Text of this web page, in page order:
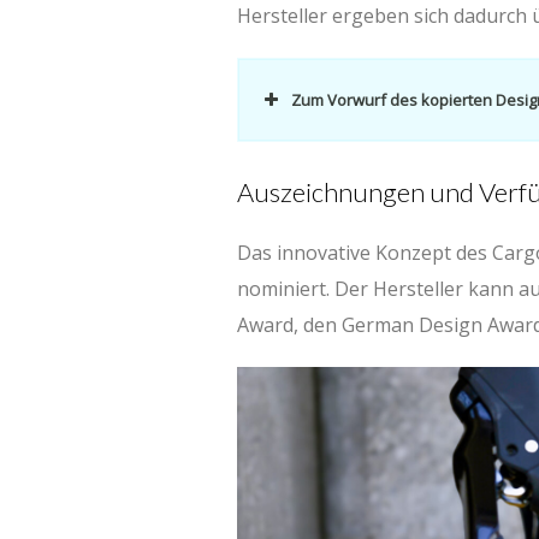
Hersteller ergeben sich dadurch
Zum Vorwurf des kopierten
CargoMate –
auf einer Idee, die
bekannt ist. Dabei
dem Lenker
Klassik-
Jahren bekannt. Im
gehen wir in
Auszeichnungen und
Das innovative Konzept des
nominiert. Der Hersteller kann
Award, den German Design